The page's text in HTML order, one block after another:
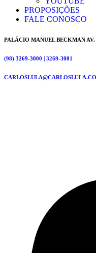
PROPOSIÇÕES
FALE CONOSCO
PALÁCIO MANUEL BECKMAN
(98) 3269-3000 | 3269-3001